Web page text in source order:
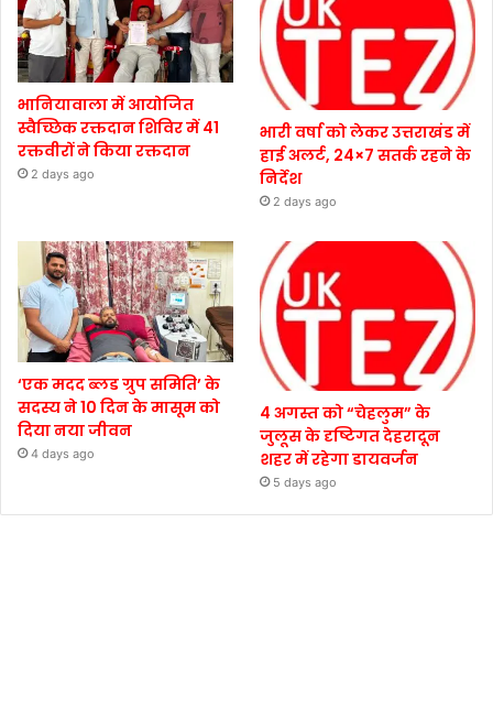
भानियावाला में आयोजित
स्वैच्छिक रक्तदान शिविर में 41
रक्तवीरों ने किया रक्तदान
2 days ago
भारी वर्षा को लेकर उत्तराखंड में
हाई अलर्ट, 24×7 सतर्क रहने के
निर्देश
2 days ago
‘एक मदद ब्लड ग्रुप समिति’ के
सदस्य ने 10 दिन के मासूम को
दिया नया जीवन
4 days ago
4 अगस्त को “चेहलुम” के
जुलूस के दृष्टिगत देहरादून
शहर में रहेगा डायवर्जन
5 days ago